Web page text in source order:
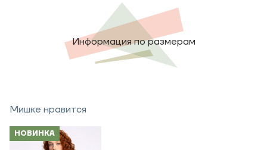
Информация по размерам
Мишке нравится
НОВИНКА